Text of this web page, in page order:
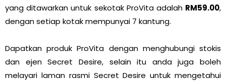
yang ditawarkan untuk sekotak ProVita adalah RM59.00,
dengan setiap kotak mempunyai 7 kantung.
Dapatkan produk ProVita dengan menghubungi stokis
dan ejen Secret Desire, selain itu anda juga boleh
melayari laman rasmi Secret Desire untuk mengetahui